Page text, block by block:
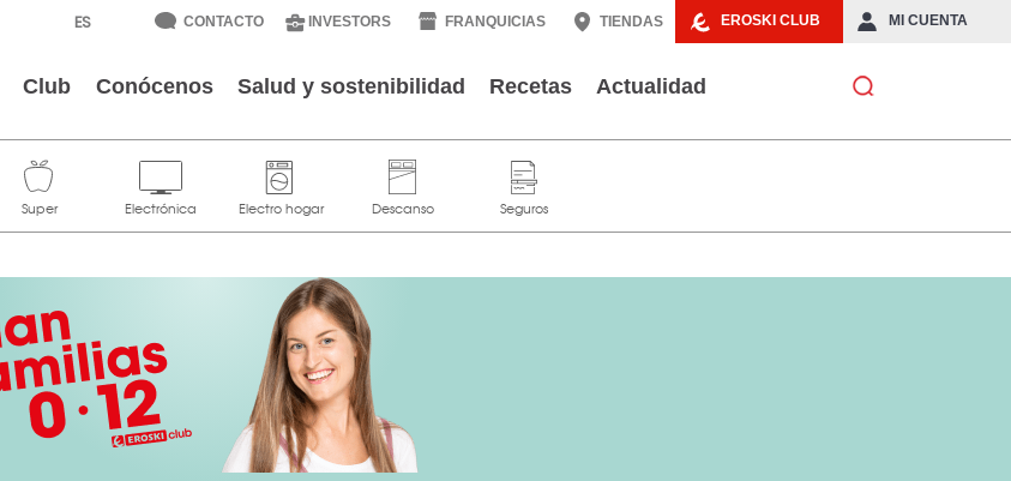
EROSKI CLUB MI CUENTA
CONTACTO INVESTORS FRANQUICIAS TIENDAS
Club Conócenos Salud y sostenibilidad Recetas Actualidad